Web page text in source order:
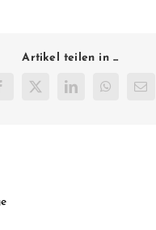
Artikel teilen in ...
TwitterLinkedInWhatsApp
E-